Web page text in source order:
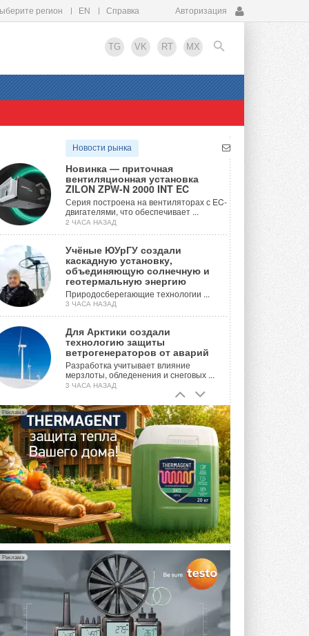
регион EN Справка Авторизация
TG VK RT MX
EN
Новости рынка
Новинка — приточная
вентиляционная установка
ZILON ZPW-N 2000 INT EC
Серия построена на вентиляторах с EC-
двигателями, что обеспечивает ...
2 ЧАСА НАЗАД
Учёные ЮУрГУ создали
каскадную установку,
объединяющую солнечную и
геотермальную энергию
Природосберегающие технологии ...
3 ЧАСА НАЗАД
Для Арктики создали
технологию защиты
ветрогенераторов от аварий
Разработка учитывает влияние
мерзлоты, обледенения и снеговых ...
3 ЧАСА НАЗАД
Гибридный тепловой насос PV/T
с одним общим испарителем
Исследователи предложили
конструкцию двухисточникового ...
ВЧЕРА
21-й ежегодный форум
«ЦОД-2026»
Мероприятие пройдет 2-3 сентября в
отеле Radisson Slavyanskaya. Форум
посетит более двух тысяч участников ...
ВЧЕРА
Китайская Shenling представила
линейку тепловых насосов
«воздух-вода» на R290
Серия ThermaX R290 All-In-One
включает три модели ...
4 АВГУСТА 2026
Реклама
Реклама